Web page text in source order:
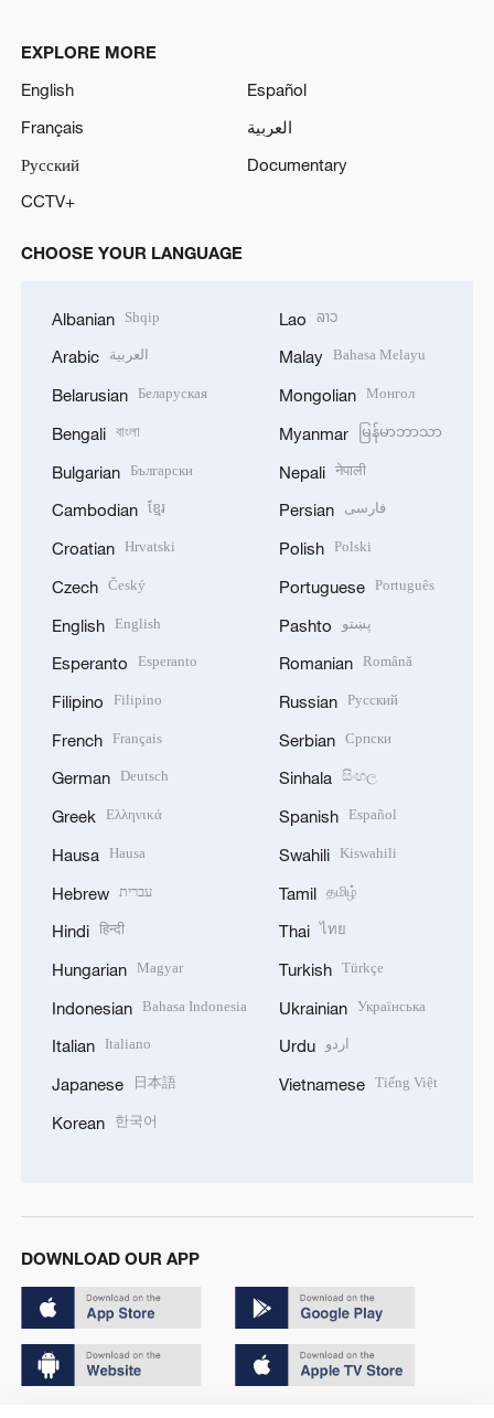
EXPLORE MORE
English
Español
Français
العربية
Русский
Documentary
CCTV+
CHOOSE YOUR LANGUAGE
Albanian Shqip
Arabic العربية
Belarusian Беларуская
Bengali বাংলা
Bulgarian Български
Cambodian ខ្មែរ
Croatian Hrvatski
Czech Český
English English
Esperanto Esperanto
Filipino Filipino
French Français
German Deutsch
Greek Ελληνικά
Hausa Hausa
Hebrew עברית
Hindi हिन्दी
Hungarian Magyar
Indonesian Bahasa Indonesia
Italian Italiano
Japanese 日本語
Korean 한국어
Lao ລາວ
Malay Bahasa Melayu
Mongolian Монгол
Myanmar မြန်မာဘာသာ
Nepali नेपाली
Persian فارسی
Polish Polski
Portuguese Português
Pashto پښتو
Romanian Română
Russian Русский
Serbian Српски
Sinhala සිංහල
Spanish Español
Swahili Kiswahili
Tamil தமிழ்
Thai ไทย
Turkish Türkçe
Ukrainian Українська
Urdu اردو
Vietnamese Tiếng Việt
DOWNLOAD OUR APP